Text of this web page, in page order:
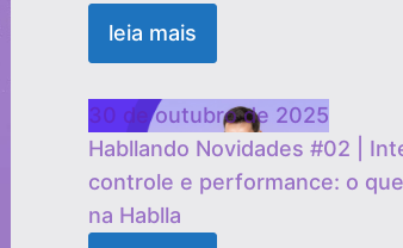
leia mais
30 de outubro de 2025
Habllando Novidades #02 |
controle e performance: o
na Hablla